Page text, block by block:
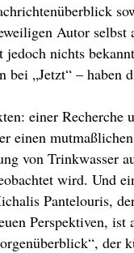
Autor
nichts
„Jetzt“ – haben
einer Recherche
einen
von Trinkwasser
wird. Und
Pantelouris,
Perspektiven, ist
der